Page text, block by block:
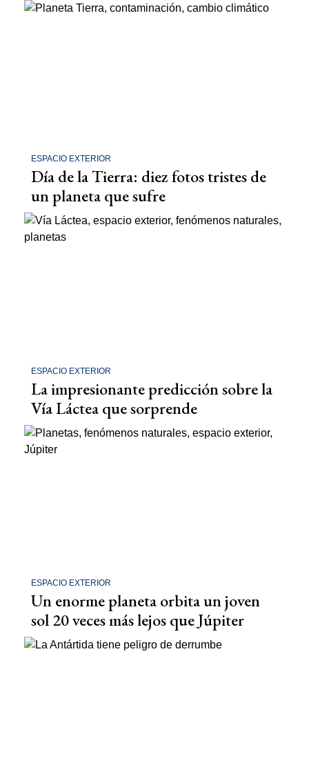
ESPACIO EXTERIOR
Día de la Tierra: diez fotos tristes de
un planeta que sufre
ESPACIO EXTERIOR
La impresionante predicción sobre la
Vía Láctea que sorprende
ESPACIO EXTERIOR
Un enorme planeta orbita un joven
sol 20 veces más lejos que Júpiter